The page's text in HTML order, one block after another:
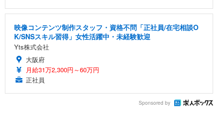
映像コンテンツ制作スタッフ・資格不問「正社員/在宅相談O
K/SNSスキル習得」女性活躍中・未経験歓迎
Yts株式会社
大阪府
月給31万2,300円～60万円
正社員
Sponsored by